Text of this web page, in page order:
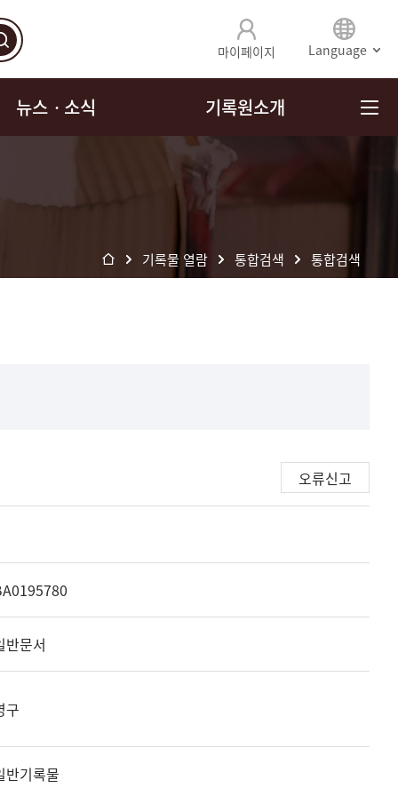
마이페이지 Language
뉴스ㆍ소식 기록원소개
기록물 열람 통합검색 통합검색
오류신고
반문서
구
반기록물